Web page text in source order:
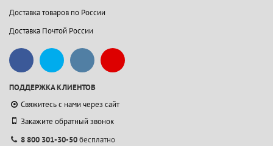
Доставка товаров по России
Доставка Почтой России
ПОДДЕРЖКА КЛИЕНТОВ
Свяжитесь с нами через сайт
Закажите обратный звонок
8 800 301-30-50бесплатно